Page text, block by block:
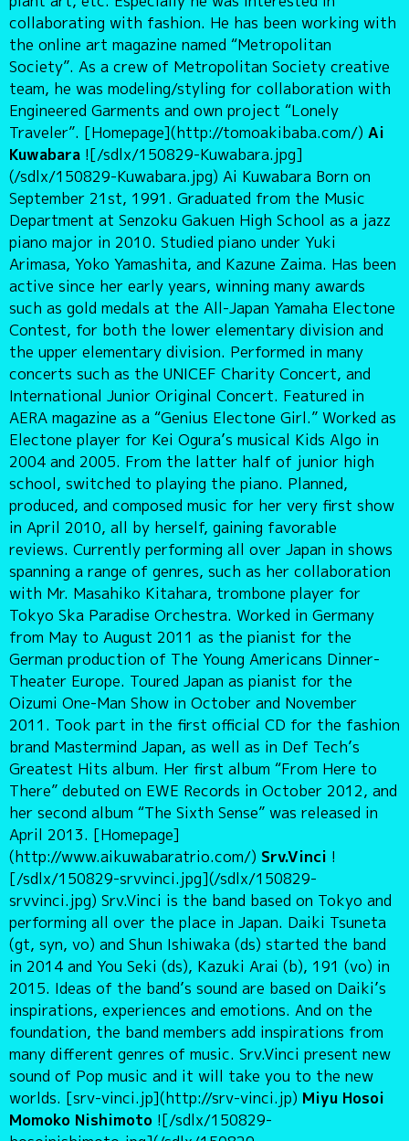
collaborating with fashion. He has been working with
the online art magazine named “Metropolitan
Society”. As a crew of Metropolitan Society creative
team, he was modeling/styling for collaboration with
Engineered Garments and own project “Lonely
Traveler”. [Homepage](http://tomoakibaba.com/) Ai
Kuwabara![/sdlx/150829-Kuwabara.jpg]
(/sdlx/150829-Kuwabara.jpg) Ai Kuwabara Born on
September 21st, 1991. Graduated from the Music
Department at Senzoku Gakuen High School as a jazz
piano major in 2010. Studied piano under Yuki
Arimasa, Yoko Yamashita, and Kazune Zaima. Has been
active since her early years, winning many awards
such as gold medals at the All-Japan Yamaha Electone
Contest, for both the lower elementary division and
the upper elementary division. Performed in many
concerts such as the UNICEF Charity Concert, and
International Junior Original Concert. Featured in
AERA magazine as a “Genius Electone Girl.” Worked as
Electone player for Kei Ogura’s musical Kids Algo in
2004 and 2005. From the latter half of junior high
school, switched to playing the piano. Planned,
produced, and composed music for her very first show
in April 2010, all by herself, gaining favorable
reviews. Currently performing all over Japan in shows
spanning a range of genres, such as her collaboration
with Mr. Masahiko Kitahara, trombone player for
Tokyo Ska Paradise Orchestra. Worked in Germany
from May to August 2011 as the pianist for the
German production of The Young Americans Dinner-
Theater Europe. Toured Japan as pianist for the
Oizumi One-Man Show in October and November
2011. Took part in the first official CD for the fashion
brand Mastermind Japan, as well as in Def Tech’s
Greatest Hits album. Her first album “From Here to
There” debuted on EWE Records in October 2012, and
her second album “The Sixth Sense” was released in
April 2013. [Homepage]
(http://www.aikuwabaratrio.com/) Srv.Vinci !
[/sdlx/150829-srvvinci.jpg](/sdlx/150829-
srvvinci.jpg) Srv.Vinci is the band based on Tokyo and
performing all over the place in Japan. Daiki Tsuneta
(gt, syn, vo) and Shun Ishiwaka (ds) started the band
in 2014 and You Seki (ds), Kazuki Arai (b), 191 (vo) in
2015. Ideas of the band’s sound are based on Daiki’s
inspirations, experiences and emotions. And on the
foundation, the band members add inspirations from
many different genres of music. Srv.Vinci present new
sound of Pop music and it will take you to the new
worlds. [srv-vinci.jp](http://srv-vinci.jp) Miyu Hosoi
Momoko Nishimoto![/sdlx/150829-